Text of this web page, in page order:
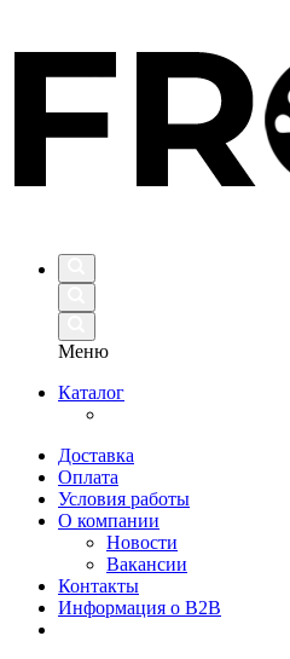
Меню
Каталог
Доставка
Оплата
Условия работы
О компании
Новости
Вакансии
Контакты
Информация о B2B